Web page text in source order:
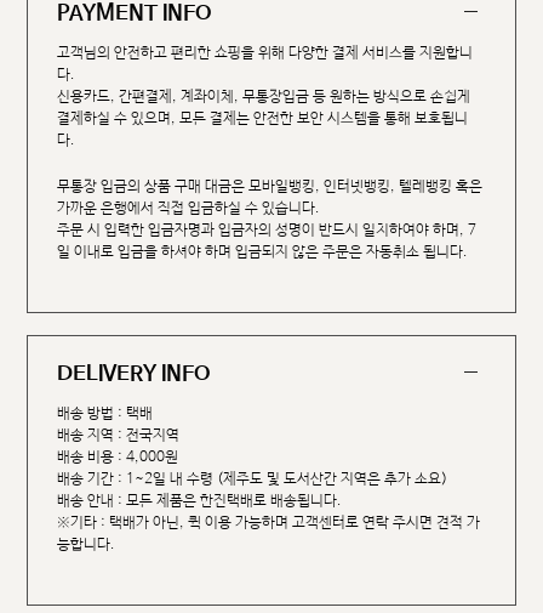
PAYMENT INFO
고객님의 안전하고 편리한 쇼핑을 위해 다양한 결제 서비스를 지원합니
다.
신용카드, 간편결제, 계좌이체, 무통장입금 등 원하는 방식으로 손쉽게
결제하실 수 있으며, 모든 결제는 안전한 보안 시스템을 통해 보호됩니
다.
무통장 입금의 상품 구매 대금은 모바일뱅킹, 인터넷뱅킹, 텔레뱅킹 혹은
가까운 은행에서 직접 입금하실 수 있습니다.
주문 시 입력한 입금자명과 입금자의 성명이 반드시 일치하여야 하며, 7
일 이내로 입금을 하셔야 하며 입금되지 않은 주문은 자동취소 됩니다.
DELIVERY INFO
배송 방법 : 택배
배송 지역 : 전국지역
배송 비용 : 4,000원
배송 기간 : 1~2일 내 수령 (제주도 및 도서산간 지역은 추가 소요)
배송 안내 : 모든 제품은 한진택배로 배송됩니다.
※기타 : 택배가 아닌, 퀵 이용 가능하며 고객센터로 연락 주시면 견적 가
능합니다.